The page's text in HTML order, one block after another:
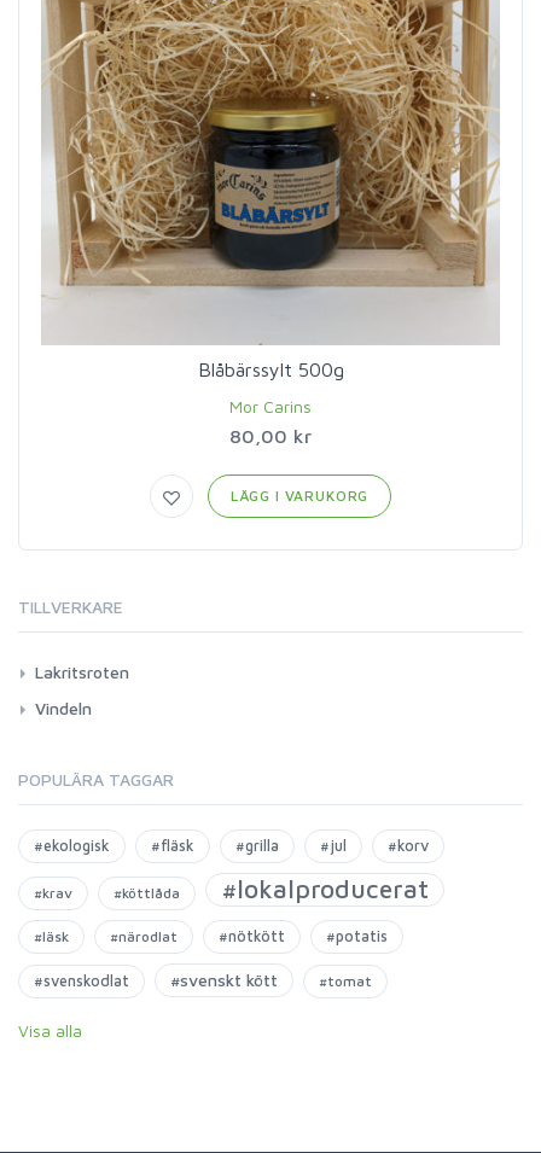
Blåbärssylt 500g
Mor Carins
80,00 kr
LÄGG I VARUKORG
TILLVERKARE
Lakritsroten
Vindeln
POPULÄRA TAGGAR
#ekologisk #fläsk #grilla #jul #korv
#krav #köttlåda #lokalproducerat
#läsk #närodlat #nötkött #potatis
#svenskodlat #svenskt kött #tomat
Visa alla